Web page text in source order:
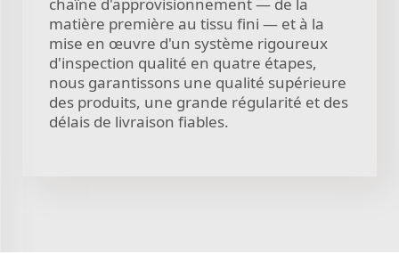
matière première au tissu fini — et à la
mise en œuvre d'un système rigoureux
d'inspection qualité en quatre étapes,
nous garantissons une qualité supérieure
des produits, une grande régularité et des
délais de livraison fiables.